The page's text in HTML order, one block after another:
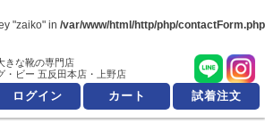
"zaiko" in /var/www/html/http/php/contactForm.php
の大きな靴の
きな靴の専門店
・ビー 五反田本店・上野店
ログイン カート 試着注文